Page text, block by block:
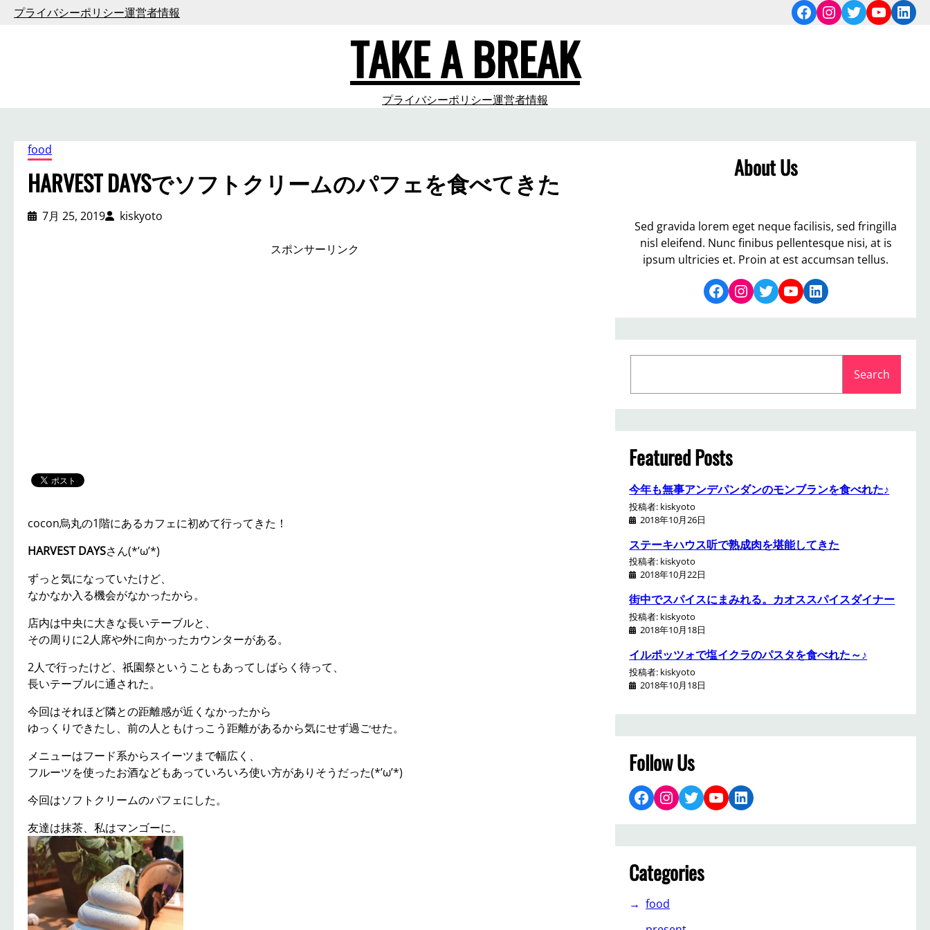
プ
プライバシーポリシー運営者情報 Facebook
Instagram
Twitter
TAKE A BREAK
プライバシーポリシー運営者情報
food
HARVEST DAYSでソフトクリームのパフェを食べてきた
7月 25, 2019 kiskyoto
スポンサーリンク
cocon烏丸の1階にあるカフェに初めて行ってきた！
HARVEST DAYSさん(*’ω’*)
ずっと気になっていたけど、
なかなか入る機会がなかったから。
店内は中央に大きな長いテーブルと、
その周りに2人席や外に向かったカウンターがある。
2人で行ったけど、祇園祭ということもあってしばらく待って、
長いテーブルに通された。
今回はそれほど隣との距離感が近くなかったから
ゆっくりできたし、前の人ともけっこう距離があるから気にせず過ごせた。
メニューはフード系からスイーツまで幅広く、
フルーツを使ったお酒などもあっていろいろ使い方がありそうだった(*’ω’*)
今回はソフトクリームのパフェにした。
友達は抹茶、私はマンゴーに。
About Us
Sed gravida lorem eget neque facilisis, sed fringilla
nisl eleifend. Nunc finibus pellentesque nisi, at is
ipsum ultricies et. Proin at est accumsan tellus.
Facebook Instagram Twitter YouTube LinkedIn
a
r
c
h
Search
Featured Posts
今年も無事アンデパンダンのモンブランを食べれた♪
投稿者: kiskyoto
2018年10月26日
ステーキハウス听で熟成肉を堪能してきた
投稿者: kiskyoto
2018年10月22日
街中でスパイスにまみれる。カオススパイスダイナー
投稿者: kiskyoto
2018年10月18日
イルポッツォで塩イクラのパスタを食べれた～♪
投稿者: kiskyoto
2018年10月18日
Follow Us
Facebook Instagram Twitter YouTube LinkedIn
Categories
food